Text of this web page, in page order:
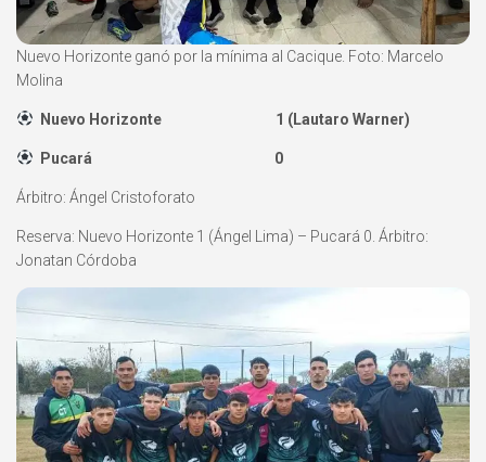
Nuevo Horizonte ganó por la mínima al Cacique. Foto: Marcelo
Molina
Nuevo Horizonte 1 (Lautaro Warner)
Pucará 0
Árbitro: Ángel Cristoforato
Reserva: Nuevo Horizonte 1 (Ángel Lima) – Pucará 0. Árbitro:
Jonatan Córdoba